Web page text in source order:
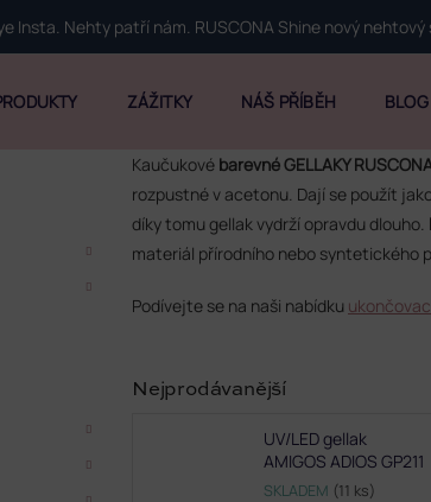
Insta. Nehty patří nám. RUSCONA Shine nový
ZÁŽITKY NÁŠ PŘÍBĚH BLOG
Kaučukové barevné GELLAKY
rozpustné v acetonu. Dají se použít
díky tomu gellak vydrží opravdu dlouho.
materiál přírodního nebo syntetického
Podívejte se na naši nabídku
Nejprodávanější
UV/LED gellak
AMIGOS ADIOS GP211
SKLADEM (11 ks)